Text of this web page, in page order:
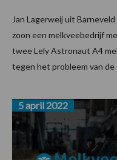
Jan Lagerweij uit
zoon een melkveebedrijf
twee Lely Astronaut A4
tegen het probleem van de
5 april 2022